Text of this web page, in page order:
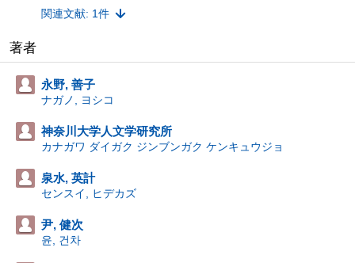
関連文献: 1件
著者
永野, 善子
ナガノ, ヨシコ
神奈川大学人文学研究所
カナガワ ダイガク ジンブンガク ケンキュウジョ
泉水, 英計
センスイ, ヒデカズ
尹, 健次
윤, 건차